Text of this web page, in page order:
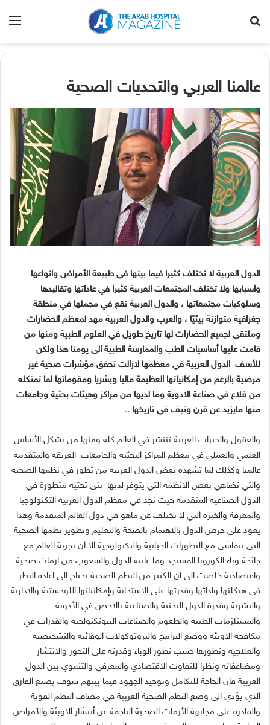
عالمنا العربي والتحديات الصحية
الدول العربية لا تختلف كثيرا فيما بينها في طبيعة الأمراض وانواعها
واسبابها ولا تختلف المجتمعات العربية كثيرا في عاداتها وتقاليدها
وسلوكيات مجتمعاتها ، والدول العربية تقع في مجملها في منطقة
جغرافية متوازنة بيئيًا ، والعرب والدول العربية مهد لمعظم الحضارات
وملتقى لجميع الحضارات لها تاريخ طويل في العلوم الطبية ومنها من
قامت عليها أساسيات الطب والممارسة الطبية الى يومنا هذا ولكن
للأسف الدول العربية في معظمها لازالت تحقق مؤشرات صحية غير
مرضية بالرغم من إمكانياتها العظيمة ماليا وبشريا ومقوماتها لما تمتكله
من قلاع في صناعة الادوية وما لديها من مراكز وهيئات بحثية وجامعات
منها مايزيد عن قرن ونيف في تاريخها ..
والعقول والخبرات العربية تنتشر في ألعالم كله ومنها من يشكل الأساس
العلمي والعملي في معظم المراكز البحثية والجامعات العريقة والمتقدمة
عالميا وكذلك لما تشهده بعض الدول العربية من تطور في نظمها الصحية
والتي تضاهي بعض الانظمة التي يتوفر لديها بنى تحتية متطورة في
الدول الصناعية المتقدمة حيث نجد في معظم الدول العربية التكنولوجيا
والمعرفة والخبرة التي لا تختلف عن ماهو في دول العالم المتقدمة وهذا
يعود على حرص الدول بالاهتمام بالصحة والتعليم وتطوير نظمها الصحية
التي تتماشى مع التطورات الحياتية والتكنولوجية الا ان تجربة العالم مع
جائحة وباء الكورونا المستجد وما عانته الدول والشعوب من ازمات صحية
واقتصادية خلصت الى ان الكثير من النظم الصحية تحتاج الى اعادة النظر
في هيكلتها وادائها وقدرتها علي الاستجابة وإمكانياتها اللوجستية والادارية
والبشرية وقدرة الدول البحثية والصناعية بالاخص في الأدوية
والمستلزمات الطبية والطعوم والصناعات البيوتكنولجية والقدرات في
مكافحة الاوبئة ووضع البرامج والبروتوكولات الوقائية والتشخيصية
والعلاجية وتطورها حسب تطور الوباء وقدرته على التحور والانتشار
ومضاعفاته ونظرا للتفاوت الاقتصادي والمعرفي والتنموي بين الدول
العربية فإن الحاجة للتكامل وتوحيد الجهود فيما بينهم سوف يصنع الفارق
الذي يؤدي الى وضع النظم الصحية العربية في مصاف النظم القوية
والقادرة على مجابهة الأزمات الصحية الناجمة عن أنتشار الاوبئة والأمراض